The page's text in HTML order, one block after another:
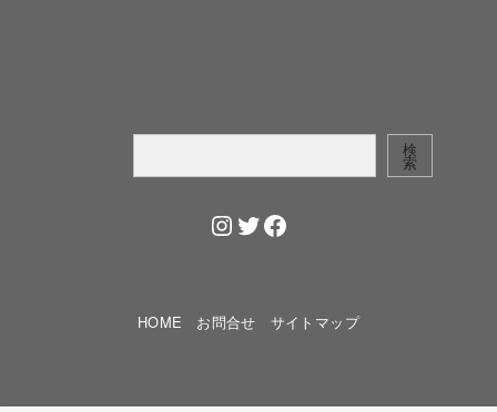
索
検
索
Instagram Twitter Facebook
HOME お問合せ サイトマップ